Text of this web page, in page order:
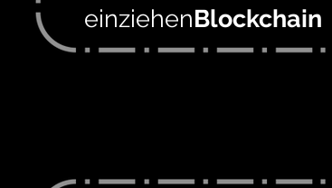
einziehenBlockchain